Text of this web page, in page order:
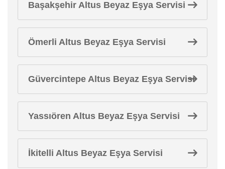
Başakşehir Altus Beyaz Eşya Servisi
Ömerli Altus Beyaz Eşya Servisi
Güvercintepe Altus Beyaz Eşya Servisi
Yassıören Altus Beyaz Eşya Servisi
İkitelli Altus Beyaz Eşya Servisi